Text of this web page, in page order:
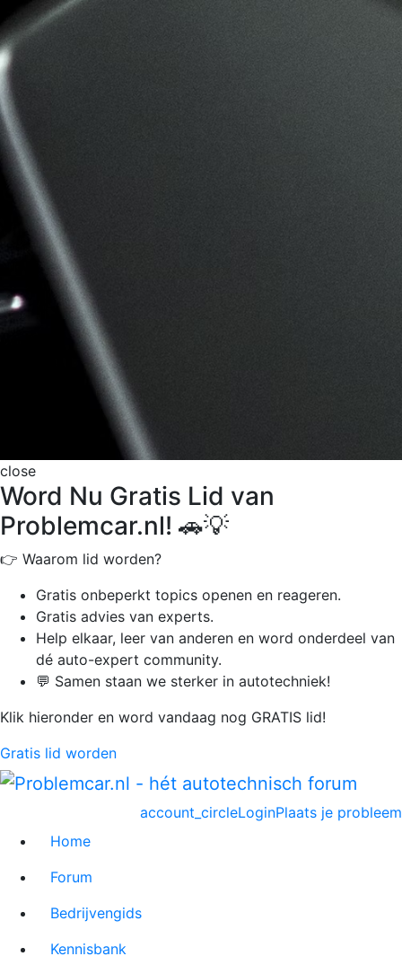
close
Word Nu Gratis Lid van
Problemcar.nl! 🚗💡
👉 Waarom lid worden?
Gratis onbeperkt topics openen en reageren.
Gratis advies van experts.
Help elkaar, leer van anderen en word onderdeel van
dé auto-expert community.
💬 Samen staan we sterker in autotechniek!
Klik hieronder en word vandaag nog GRATIS lid!
Gratis lid worden
Plaats je probleem
account_circleLogin
Home
Forum
Bedrijvengids
Kennisbank